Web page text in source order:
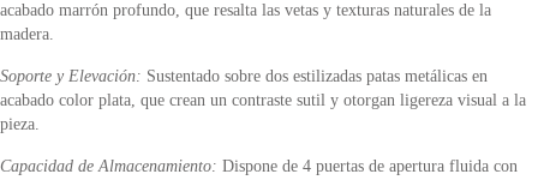
acabado marrón profundo, que resalta las vetas y texturas naturales de la
madera.
Soporte y Elevación: Sustentado sobre dos estilizadas patas metálicas en
acabado color plata, que crean un contraste sutil y otorgan ligereza visual a la
pieza.
Capacidad de Almacenamiento: Dispone de 4 puertas de apertura fluida con